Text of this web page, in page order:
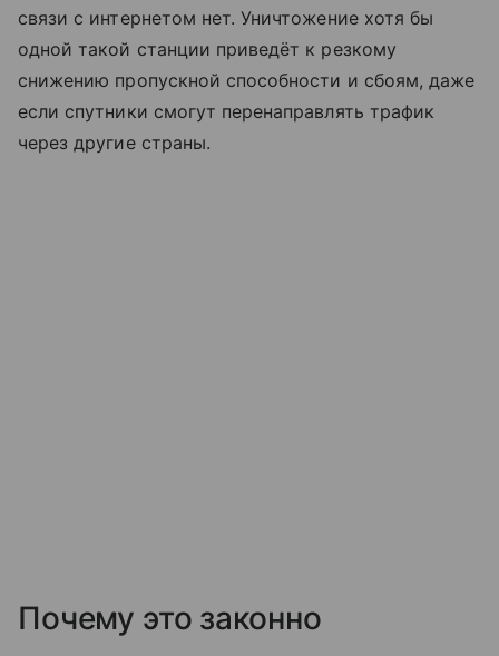
связи с интернетом нет. Уничтожение хотя бы
одной такой станции приведёт к резкому
снижению пропускной способности и сбоям, даже
если спутники смогут перенаправлять трафик
через другие страны.
Почему это законно